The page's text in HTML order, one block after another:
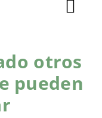
otros
pueden